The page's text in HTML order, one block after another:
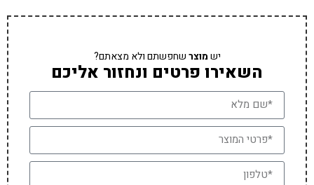
ישמוצרשחפשתם ולא מצאתם?
השאירו פרטים ונחזור אליכם